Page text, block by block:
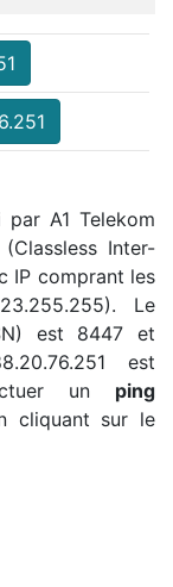
par A1 Telekom
Inter-
IP comprant les
Le
est 8447 et
est
un ping
cliquant sur le